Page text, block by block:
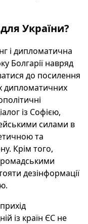
України?
і дипломатична
Болгарії навряд
до посилення
дипломатичних
із Софією,
силами в
та
Крім того,
дезінформації
із країн ЄС не